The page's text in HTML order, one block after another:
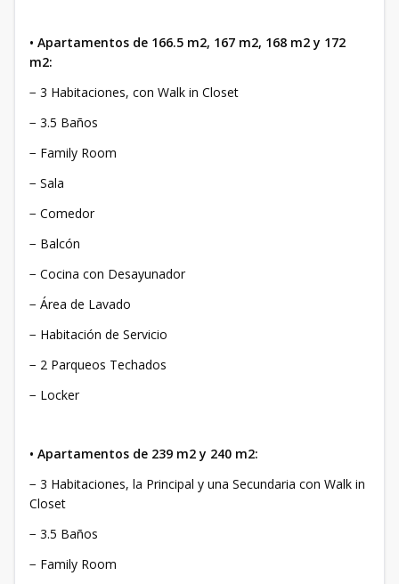
• Apartamentos de 166.5 m2, 167 m2, 168 m2 y 172
m2:
− 3 Habitaciones, con Walk in Closet
− 3.5 Baños
− Family Room
− Sala
− Comedor
− Balcón
− Cocina con Desayunador
− Área de Lavado
− Habitación de Servicio
− 2 Parqueos Techados
− Locker
• Apartamentos de 239 m2 y 240 m2:
− 3 Habitaciones, la Principal y una Secundaria con Walk in
Closet
− 3.5 Baños
− Family Room